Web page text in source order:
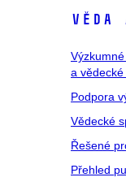
Věda
a
Podpora
Vědecké
Řešené
Přehled